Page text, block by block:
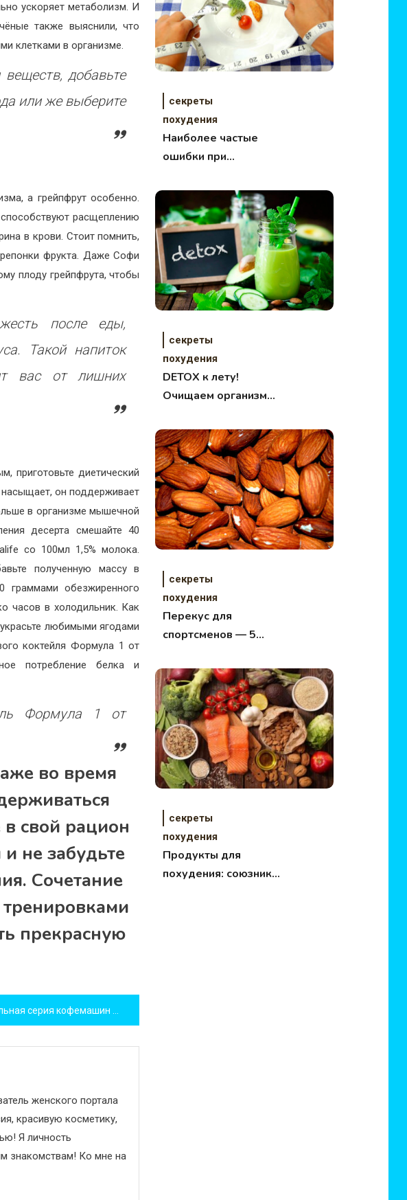
ускоряет метаболизм. И
также выяснили, что
клетками в организме.
добавьте
или же выберите
а грейпфрут особенно.
расщеплению
в крови. Стоит помнить,
фрукта. Даже Софи
плоду грейпфрута, чтобы
после еды,
Такой напиток
вас от лишних
приготовьте диетический
насыщает, он поддерживает
в организме мышечной
десерта смешайте 40
со 100мл 1,5% молока.
полученную массу в
граммами обезжиренного
часов в холодильник. Как
любимыми ягодами
коктейля Формула 1 от
потребление белка и
Формула 1 от
во время
свой рацион
не забудьте
Сочетание
прекрасную
женского портала
красивую косметику,
Я личность
знакомствам! Ко мне на
секреты
похудения
Наиболее частые
ошибки при
секреты
похудения
DETOX к лету!
Очищаем организм
секреты
похудения
Перекус для
спортсменов — 5
высоким
содержанием
протеина
секреты
похудения
Продукты для
похудения: союзники